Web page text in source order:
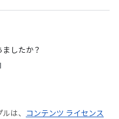
したか？
は、
コンテンツ ライセンス